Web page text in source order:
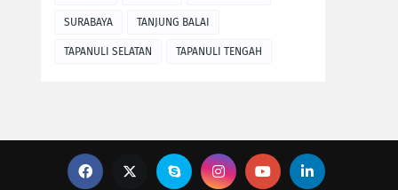
SURABAYA TANJUNG BALAI
TAPANULI SELATAN TAPANULI TENGAH